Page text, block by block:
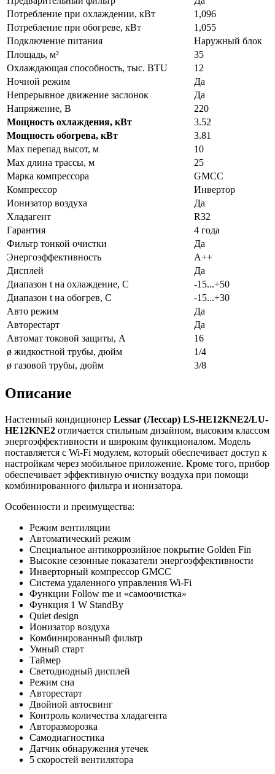
Потребление при охлаждении, кВт
1,096
Потребление при обогреве, кВт
1,055
Подключение питания
Наружный блок
Площадь, м²
35
Охлаждающая способность, тыс. BTU
12
Ночной режим
Да
Непрерывное движение заслонок
Да
Напряжение, В
220
Мощность охлаждения, кВт
3.52
Мощность обогрева, кВт
3.81
Max перепад высот, м
10
Max длина трассы, м
25
Марка компрессора
GMCC
Компрессор
Инвертор
Ионизатор воздуха
Да
Хладагент
R32
Гарантия
4 года
Фильтр тонкой очистки
Да
Энергоэффективность
A++
Дисплей
Да
Диапазон t на охлаждение, С
-15...+50
Диапазон t на обогрев, С
-15...+30
Авто режим
Да
Авторестарт
Да
Автомат токовой защиты, А
16
ø жидкостной трубы, дюйм
1/4
ø газовой трубы, дюйм
3/8
Описание
Настенный кондиционер Lessar (Лессар) LS-HE12KNE2/LU-
HE12KNE2 отличается стильным дизайном, высоким классом
энергоэффективности и широким функционалом. Модель
поставляется с Wi-Fi модулем, который обеспечивает доступ к
настройкам через мобильное приложение. Кроме того, прибор
обеспечивает эффективную очистку воздуха при помощи
комбинированного фильтра и ионизатора.
Особенности и преимущества:
Режим вентиляции
Автоматический режим
Специальное антикоррозийное покрытие Golden Fin
Высокие сезонные показатели энергоэффективности
Инверторный компрессор GMCC
Система удаленного управления Wi-Fi
Функции Follow me и «самоочистка»
Функция 1 W StandBy
Quiet design
Ионизатор воздуха
Комбинированный фильтр
Умный старт
Таймер
Светодиодный дисплей
Режим сна
Авторестарт
Двойной автосвинг
Контроль количества хладагента
Авторазморозка
Самодиагностика
Датчик обнаружения утечек
5 скоростей вентилятора